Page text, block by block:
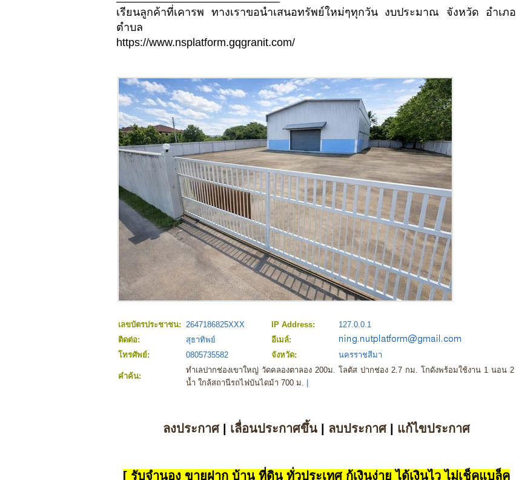
เรียนลูกค้าที่เคารพ ทางเราขอนำเสนอทรัพย์ใหม่ๆทุกวัน งบประมาณ จังหวัด อำเภอ
ตำบล
https://www.nsplatform.gqgranit.com/
เลขบัตรประชาชน: 2647186825XXX IP Address:
127.0.0.1
ติดต่อ:
สุธาทิพย์
อีเมล์:
โทรศัพย์:
0805735582 จังหวัด: นครราชสีมา
คำค้น:
ทำเลปากช่องเขาใหญ่ วัดคลองตาลอง 200ม. โลตัส ปากช่อง 2.7 กม. โกดังพร้อมใช้งาน 1 นอน 2
น้ำ ใกล้สถานีรถไฟบันไดม้า 700 ม.
ลงประกาศ| เลื่อนประกาศขึ้น| ลบประกาศ| แก้ไขประกาศ
[ รับจำนอง ขายฝาก บ้าน ที่ดิน ทั่วประเทศ กู้เงินง่าย ได้เงินไว ไม่เช็คแบล็ค